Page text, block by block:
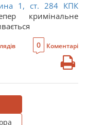
1, ст. 284 КПК
кримінальне
0 Коментарі